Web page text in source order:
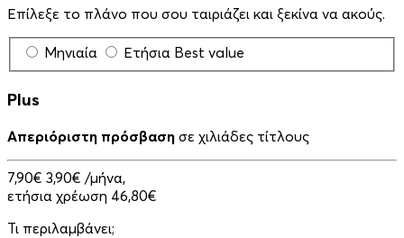
Επίλεξε το πλάνο που σου ταιριάζει και ξεκίνα να ακούς.
Μηνιαία Ετήσια Best value
Plus
Απεριόριστη πρόσβαση σε χιλιάδες τίτλους
7,90€ 3,90€ /μήνα,
ετήσια χρέωση 46,80€
Τι περιλαμβάνει;